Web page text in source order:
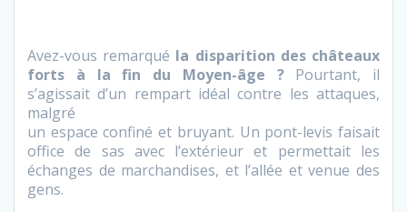
Avez-vous remarqué la disparition des châteaux
forts à la fin du Moyen-âge ?Pourtant, il
s’agissait d’un rempart idéal contre les attaques,
malgré
un espace confiné et bruyant. Un pont-levis faisait
office de sas avec l’extérieur et permettait les
échanges de marchandises, et l’allée et venue des
gens.